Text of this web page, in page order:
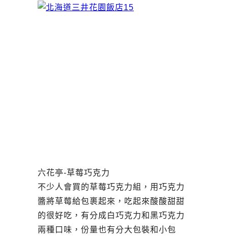
六花亭-草莓巧克力
不少人會買的草莓巧克力組，用巧克力
醬將草莓給包裹起來，吃起來酸酸甜甜
的很好吃，有分成白巧克力和黑巧克力
兩種口味，份量也有分大包裝和小包